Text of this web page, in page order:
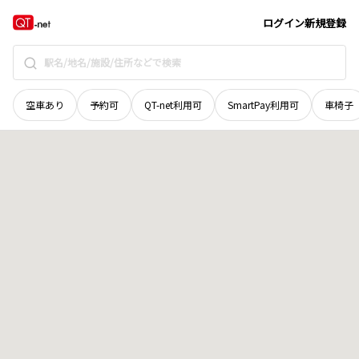
ログイン新規登録
空車あり 予約可 QT-net利用可 SmartPay利用可 車椅子
愛媛県